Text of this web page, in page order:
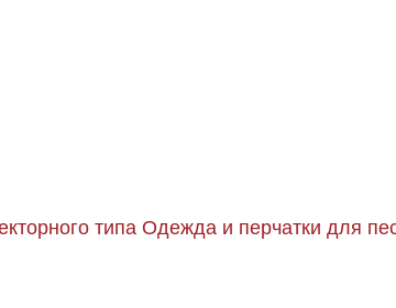
типа Одежда и перчатки для